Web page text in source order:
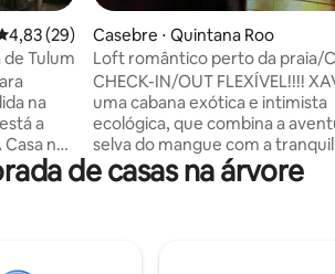
de uma avaliação média de 5, 29
4,83 (29)
de Tulum
na
a
na
de
Tulum
Casebre ⋅ Quintana Roo
Loft romântico perto da praia/
size/Wi-Fi/AC/cozinha
CHECK-IN/OUT FLEXÍVEL!!!!
uma cabana exótica e intimista
ecológica, que combina a
selva do mangue com a
pacífica de Punta Cocos. Está
3 minutos das belas praias e da
de casas na árvore